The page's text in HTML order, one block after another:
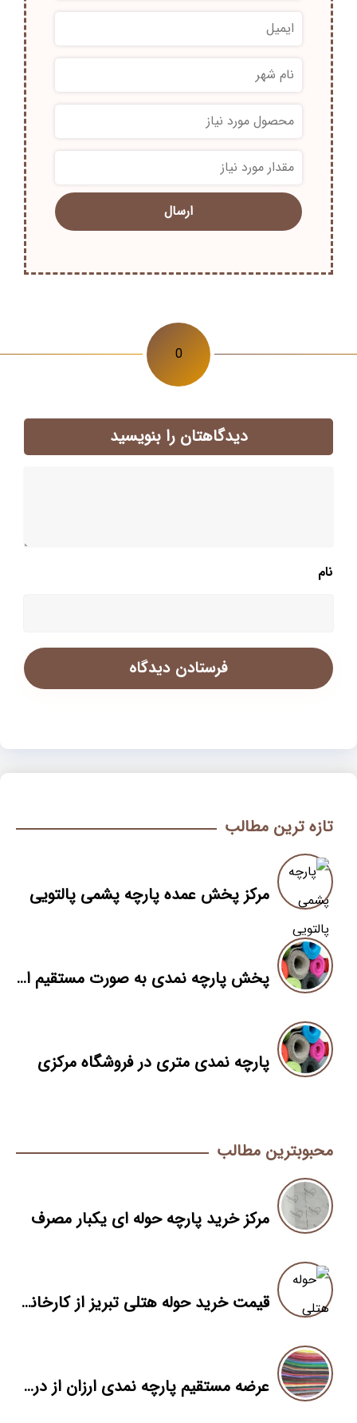
*
*
0
دیدگاهتان را بنویسید
نام
تازه ترین مطالب
مرکز پخش عمده پارچه پشمی پالتویی
پخش پارچه نمدی به صورت مستقیم از کارخانه
پارچه نمدی متری در فروشگاه مرکزی
محبوبترین مطالب
مرکز خرید پارچه حوله ای یکبار مصرف
قیمت خرید حوله هتلی تبریز از کارخانه حوله بافی
عرضه مستقیم پارچه نمدی ارزان از درب کارخانه